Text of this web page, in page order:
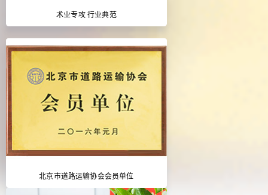
术业专攻 行业典范
北京市道路运输协会会员单位